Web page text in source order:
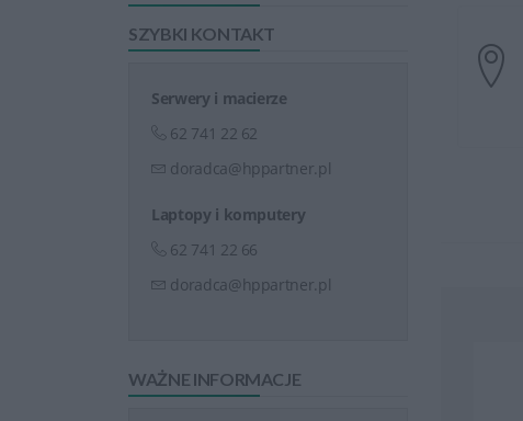
SZYBKI KONTAKT
Serwery i macierze
62 741 22 62
doradca@hppartner.pl
Laptopy i komputery
62 741 22 66
doradca@hppartner.pl
WAŻNE INFORMACJE